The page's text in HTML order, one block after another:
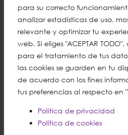
para su correcto
analizar estadísticas de uso,
relevante y optimizar tu
web. Si eliges "ACEPTAR
para el tratamiento de tus
las cookies se guarden en tu
de acuerdo con los fines
tus preferencias al respecto en
Política de privacidad
Política de cookies